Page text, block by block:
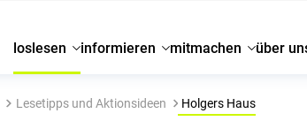
loslesen informieren mitmachen über
Lesetipps und Aktionsideen Holgers Haus